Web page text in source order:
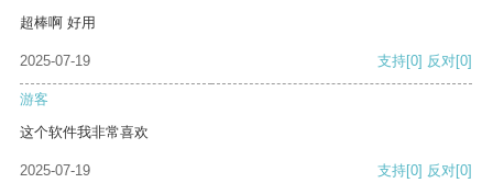
超棒啊 好用
2025-07-19 支持[0] 反对[0]
游客
这个软件我非常喜欢
2025-07-19 支持[0] 反对[0]